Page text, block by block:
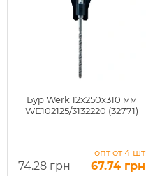
Бур Werk 12x250x310 мм
WE102125/3132220 (32771)
74.28 грн
опт от 4 шт
67.74 грн